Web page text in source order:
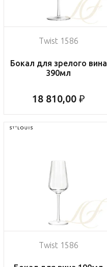
Twist 1586
Бокал для зрелого вина
390мл
18 810,00 ₽
Twist 1586